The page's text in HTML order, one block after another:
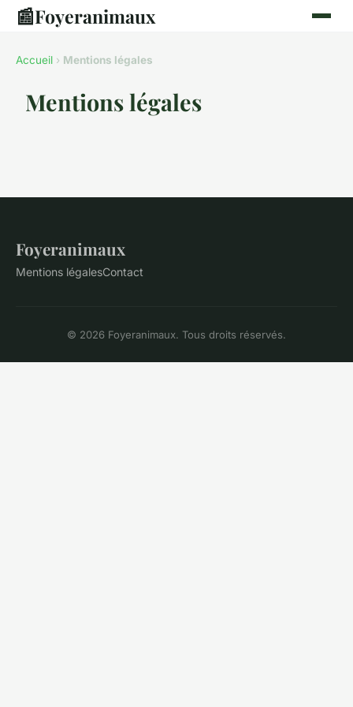
📰Foyeranimaux
Accueil › Mentions légales
Mentions légales
Foyeranimaux
Mentions légalesContact
© 2026 Foyeranimaux. Tous droits réservés.